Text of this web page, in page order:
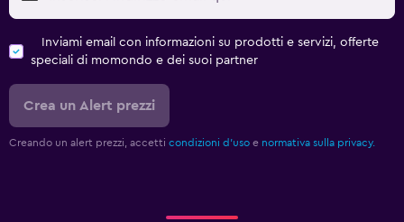
Inviami email con informazioni su prodotti e servizi, offerte
speciali di momondo e dei suoi partner
Crea un Alert prezzi
Creando un alert prezzi, accetti condizioni d'uso e normativa sulla privacy.